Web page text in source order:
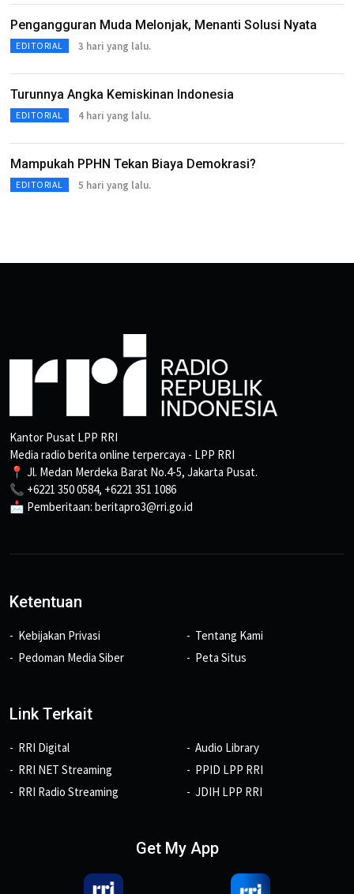
Pengangguran Muda Melonjak, Menanti Solusi Nyata
EDITORIAL 3 hari yang lalu.
Turunnya Angka Kemiskinan Indonesia
EDITORIAL 4 hari yang lalu.
Mampukah PPHN Tekan Biaya Demokrasi?
EDITORIAL 5 hari yang lalu.
Kantor Pusat LPP RRI
Media radio berita online terpercaya - LPP RRI
📍 Jl. Medan Merdeka Barat No.4-5, Jakarta Pusat.
📞 +6221 350 0584, +6221 351 1086
📩 Pemberitaan: beritapro3@rri.go.id
Ketentuan
Kebijakan Privasi
Pedoman Media Siber
Tentang Kami
Peta Situs
Link Terkait
RRI Digital
RRI NET Streaming
RRI Radio Streaming
Audio Library
PPID LPP RRI
JDIH LPP RRI
Get My App